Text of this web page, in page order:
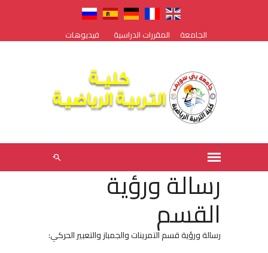
الجامعة المقررات الدراسية فيديوهات
رسالة ورؤية
القسم
رسالة ورؤية قسم التمرينات والجمباز والتعبير الحركي: